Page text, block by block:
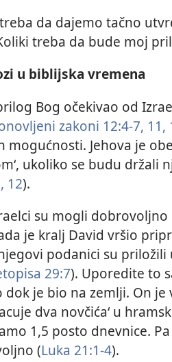
da dajemo tačno
treba da bude moj
u biblijska vremena
Bog očekivao od
zakoni 12:4-7, 11,
mogućnosti. Jehova je
ukoliko se budu držali
12).
su mogli
je kralj David vršio
podanici su priložili
29:7). Uporedite to
je bio na zemlji. On je
dva novčića‘ u
1,5 posto dnevnice.
(Luka 21:1-4).